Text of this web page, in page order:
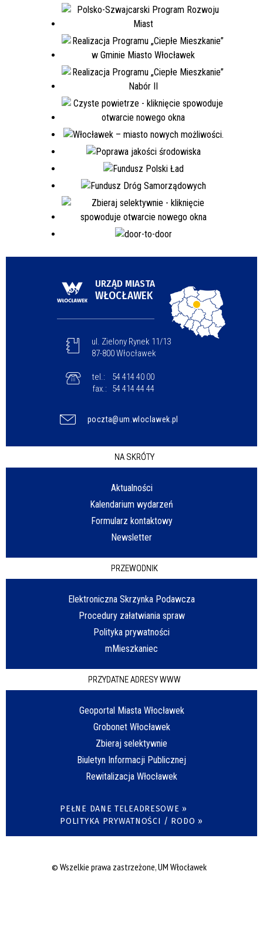
URZĄD MIASTA
WŁOCŁAWEK
ul. Zielony Rynek 11/13
87-800 Włocławek
tel.:
54 414 40 00
fax.:
54 414 44 44
poczta@um.wloclawek.pl
NA SKRÓTY
Aktualności
Kalendarium wydarzeń
Formularz kontaktowy
Newsletter
PRZEWODNIK
Elektroniczna Skrzynka Podawcza
Procedury załatwiania spraw
Polityka prywatności
mMieszkaniec
PRZYDATNE ADRESY WWW
Geoportal Miasta Włocławek
Grobonet Włocławek
Zbieraj selektywnie
Biuletyn Informacji Publicznej
Rewitalizacja Włocławek
PEŁNE DANE TELEADRESOWE »
POLITYKA PRYWATNOŚCI / RODO »
© Wszelkie prawa zastrzeżone, UM Włocławek